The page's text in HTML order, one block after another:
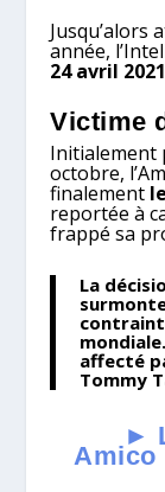
Jusqu’alors
année,
24 avril
Victime
Initialement
octobre,
finalement
reportée à
frappé sa
La
mondiale.
affecté
Tommy
►
Amico